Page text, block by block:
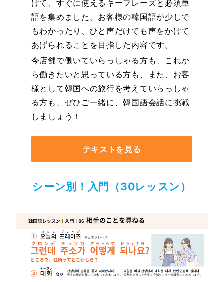
けて、すぐに使えるキーフレーズと必須単
語を集めました。お客様の韓国語が少しで
もわかったり、ひと声だけでも声をかけて
あげられることを目指した内容です。
今店舗で働いていらっしゃる方も、これか
ら働きたいと思っている方も、また、お客
様として韓国への旅行を考えていらっしゃ
る方も、ぜひご一緒に、韓国語会話に挑戦
しましょう！
テキストを見る
シーン別！入門（30レッスン）